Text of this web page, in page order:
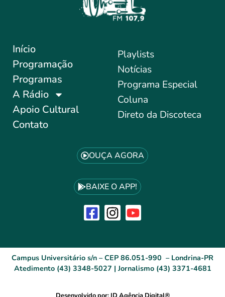
Início
Programação
Programas
A Rádio
Apoio Cultural
Contato
Playlists
Notícias
Programa Especial
Coluna
Direto da Discoteca
OUÇA AGORA
BAIXE O APP!
Campus Universitário s/n – CEP 86.051-990 – Londrina-PR
Atedimento (43) 3348-5027 | Jornalismo (43) 3371-4681